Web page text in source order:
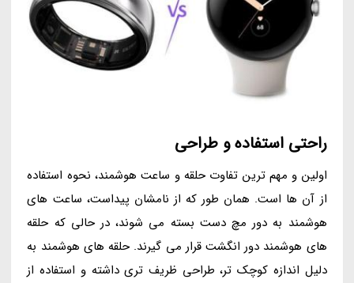
راحتی استفاده و طراحی
اولین و مهم ترین تفاوت حلقه و ساعت هوشمند، نحوه استفاده
از آن ها است. همان طور که از نامشان پیداست، ساعت های
هوشمند به دور مچ دست بسته می شوند، در حالی که حلقه
های هوشمند دور انگشت قرار می گیرند. حلقه های هوشمند به
دلیل اندازه کوچک تر، طراحی ظریف تری داشته و استفاده از